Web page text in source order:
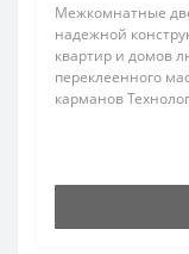
Межкомнатные
надежной
квартир и домов
переклеенного
карманов